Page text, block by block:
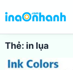
Thẻ: in lụa